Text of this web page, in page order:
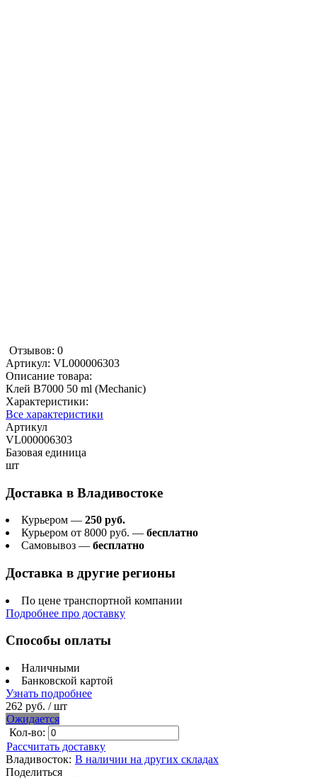
Отзывов: 0
Артикул: VL000006303
Описание товара:
Клей B7000 50 ml (Mechanic)
Характеристики:
Все характеристики
Артикул
VL000006303
Базовая единица
шт
Доставка в Владивостоке
Курьером — 250 руб.
Курьером от 8000 руб. — бесплатно
Самовывоз — бесплатно
Доставка в другие регионы
По цене транспортной компании
Подробнее про доставку
Способы оплаты
Наличными
Банковской картой
Узнать подробнее
262 руб. / шт
Ожидается
Кол-во:
Рассчитать доставку
Владивосток: В наличии на других складах
Поделиться